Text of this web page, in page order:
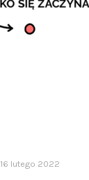
16 lutego 2022